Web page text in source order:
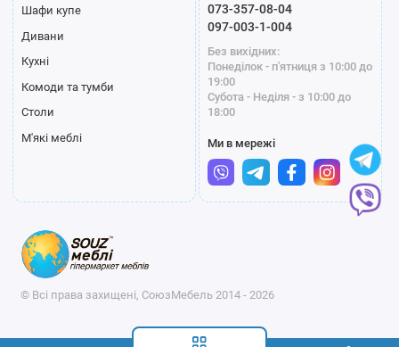
Шафи купе
Дивани
Кухні
Комоди та тумби
Столи
М'які меблі
073-357-08-04
097-003-1-004
Без вихідних:
Понеділок - п'ятниця з 10:00 до
19:00
Субота - Неділя - з 10:00 до
18:00
Ми в мережі
© Всі права захищені, СоюзМебель 2014 - 2026